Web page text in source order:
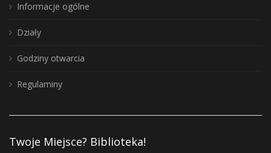
Informacje ogólne
Działy
Godziny otwarcia
Regulaminy
Twoje Miejsce? Biblioteka!